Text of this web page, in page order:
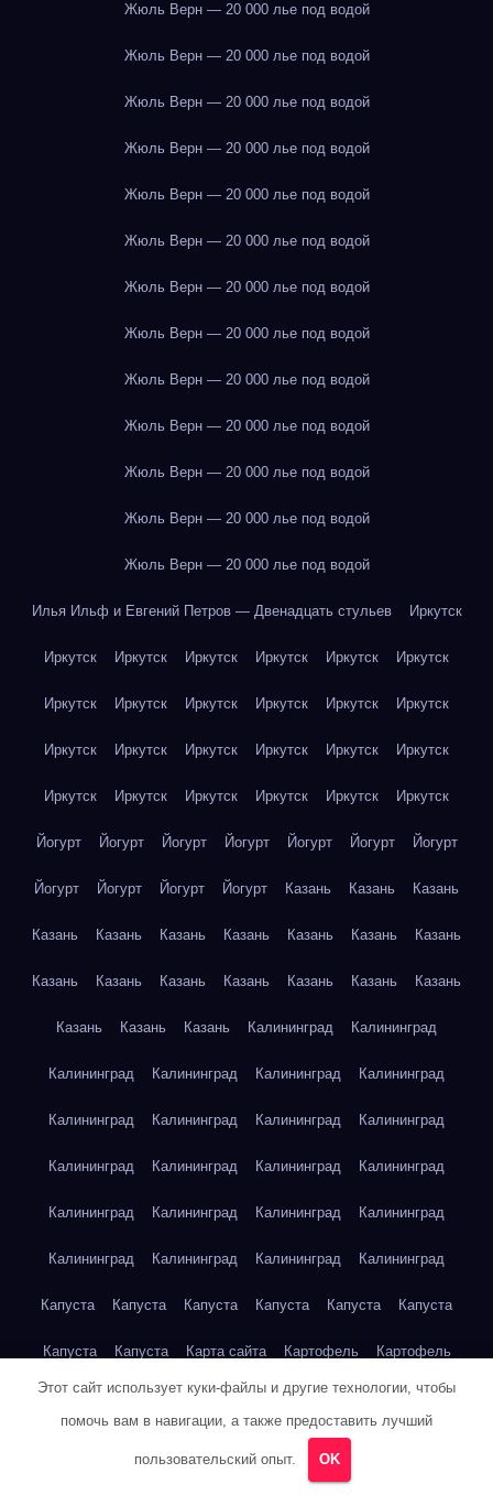
Жюль Верн — 20 000 лье под водой
Жюль Верн — 20 000 лье под водой
Жюль Верн — 20 000 лье под водой
Жюль Верн — 20 000 лье под водой
Жюль Верн — 20 000 лье под водой
Жюль Верн — 20 000 лье под водой
Жюль Верн — 20 000 лье под водой
Жюль Верн — 20 000 лье под водой
Жюль Верн — 20 000 лье под водой
Жюль Верн — 20 000 лье под водой
Жюль Верн — 20 000 лье под водой
Жюль Верн — 20 000 лье под водой
Жюль Верн — 20 000 лье под водой
Илья Ильф и Евгений Петров — Двенадцать стульев Иркутск
Иркутск Иркутск Иркутск Иркутск Иркутск Иркутск
Иркутск Иркутск Иркутск Иркутск Иркутск Иркутск
Иркутск Иркутск Иркутск Иркутск Иркутск Иркутск
Иркутск Иркутск Иркутск Иркутск Иркутск Иркутск
Йогурт Йогурт Йогурт Йогурт Йогурт Йогурт Йогурт
Йогурт Йогурт Йогурт Йогурт Казань Казань Казань
Казань Казань Казань Казань Казань Казань Казань
Казань Казань Казань Казань Казань Казань Казань
Казань Казань Казань Калининград Калининград
Калининград Калининград Калининград Калининград
Калининград Калининград Калининград Калининград
Калининград Калининград Калининград Калининград
Калининград Калининград Калининград Калининград
Калининград Калининград Калининград Калининград
Капуста Капуста Капуста Капуста Капуста Капуста
Капуста Капуста Карта сайта Картофель Картофель
Картофель Картофель Картофель Картофель
Кейптаун
Этот сайт использует куки-файлы и другие технологии, чтобы
помочь вам в навигации, а также предоставить лучший
пользовательский опыт. OK